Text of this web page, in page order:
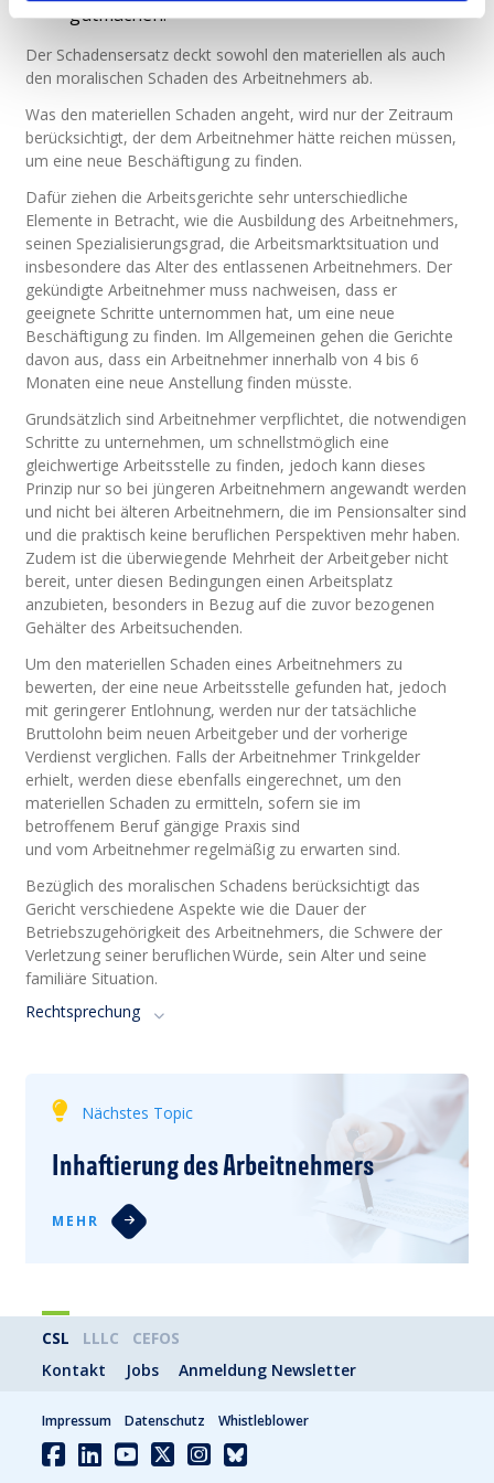
gutmachen.
Der Schadensersatz deckt sowohl den materiellen als auch
den moralischen Schaden des Arbeitnehmers ab.
Was den materiellen Schaden angeht, wird nur der Zeitraum
berücksichtigt, der dem Arbeitnehmer hätte reichen müssen,
um eine neue Beschäftigung zu finden.
Dafür ziehen die Arbeitsgerichte sehr unterschiedliche
Elemente in Betracht, wie die Ausbildung des Arbeitnehmers,
seinen Spezialisierungsgrad, die Arbeitsmarktsituation und
insbesondere das Alter des entlassenen Arbeitnehmers. Der
gekündigte Arbeitnehmer muss nachweisen, dass er
geeignete Schritte unternommen hat, um eine neue
Beschäftigung zu finden. Im Allgemeinen gehen die Gerichte
davon aus, dass ein Arbeitnehmer innerhalb von 4 bis 6
Monaten eine neue Anstellung finden müsste.
Grundsätzlich sind Arbeitnehmer verpflichtet, die notwendigen
Schritte zu unternehmen, um schnellstmöglich eine
gleichwertige Arbeitsstelle zu finden, jedoch kann dieses
Prinzip nur so bei jüngeren Arbeitnehmern angewandt werden
und nicht bei älteren Arbeitnehmern, die im Pensionsalter sind
und die praktisch keine beruflichen Perspektiven mehr haben.
Zudem ist die überwiegende Mehrheit der Arbeitgeber nicht
bereit, unter diesen Bedingungen einen Arbeitsplatz
anzubieten, besonders in Bezug auf die zuvor bezogenen
Gehälter des Arbeitsuchenden.
Um den materiellen Schaden eines Arbeitnehmers zu
bewerten, der eine neue Arbeitsstelle gefunden hat, jedoch
mit geringerer Entlohnung, werden nur der tatsächliche
Bruttolohn beim neuen Arbeitgeber und der vorherige
Verdienst verglichen. Falls der Arbeitnehmer Trinkgelder
erhielt, werden diese ebenfalls eingerechnet, um den
materiellen Schaden zu ermitteln, sofern sie im
betroffenem Beruf gängige Praxis sind
und vom Arbeitnehmer regelmäßig zu erwarten sind.
Bezüglich des moralischen Schadens berücksichtigt das
Gericht verschiedene Aspekte wie die Dauer der
Betriebszugehörigkeit des Arbeitnehmers, die Schwere der
Verletzung seiner beruflichen Würde, sein Alter und seine
familiäre Situation.
Rechtsprechung
Nächstes Topic
Inhaftierung des Arbeitnehmers
MEHR
CSL LLLC
CEFOS
Kontakt
Jobs Anmeldung Newsletter
Impressum Datenschutz Whistleblower